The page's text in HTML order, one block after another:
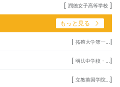
[ 潤徳女子高等学校 ]
もっと見る
[ 拓殖大学第一... ]
[ 明法中学校・... ]
[ 立教英国学院... ]